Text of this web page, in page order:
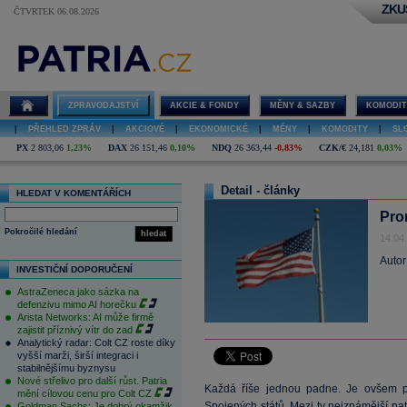
ČTVRTEK 06.08.2026
ZPRAVODAJSTVÍ AKCIE & FONDY MĚNY & SAZBY
PŘEHLED ZPRÁV AKCIOVÉ EKONOMICKÉ MĚNY KOMODITY
PX 2 803,06 1,23% DAX 26 151,46 0,10% NDQ 26 363,44 -0,83% CZK/€ 24,181 0,03%
HLEDAT V KOMENTÁŘÍCH
hledat
Pokročilé hledání
INVESTIČNÍ DOPORUČENÍ
AstraZeneca jako sázka na
defenzivu mimo AI horečku
Arista Networks: AI může firmě
zajistit příznivý vítr do zad
Analytický radar: Colt CZ roste díky
vyšší marži, širší integraci i
stabilnějšímu byznysu
Nové střelivo pro další růst. Patria
mění cílovou cenu pro Colt CZ
Detail - články
Každá říše jednou padne. Je ovšem